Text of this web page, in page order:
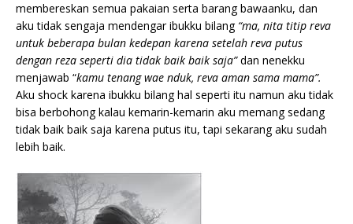
membereskan semua pakaian serta barang bawaanku, dan
aku tidak sengaja mendengar ibukku bilang “ma, nita titip reva
untuk beberapa bulan kedepan karena setelah reva putus
dengan reza seperti dia tidak baik baik saja”dan nenekku
menjawab “kamu tenang wae nduk, reva aman sama mama”.
Aku shock karena ibukku bilang hal seperti itu namun aku tidak
bisa berbohong kalau kemarin-kemarin aku memang sedang
tidak baik baik saja karena putus itu, tapi sekarang aku sudah
lebih baik.